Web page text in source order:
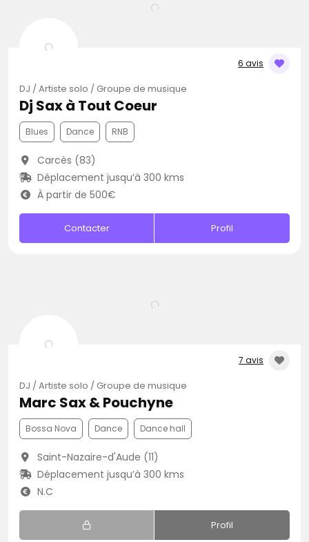
6 avis
DJ / Artiste solo / Groupe de musique
Dj Sax à Tout Coeur
Blues Dance RNB
Carcès (83)
Déplacement jusqu’à 300 kms
À partir de 500€
Contacter Profil
7 avis
DJ / Artiste solo / Groupe de musique
Marc Sax & Pouchyne
Bossa Nova Dance Dance hall
Saint-Nazaire-d'Aude (11)
Déplacement jusqu’à 300 kms
N.C
Profil